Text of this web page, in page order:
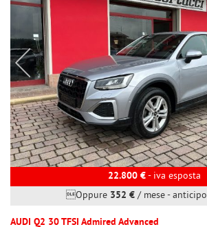
22.800 €- iva esposta
Oppure 352 € / mese-anticipo
AUDI Q2 30 TFSI Admired Advanced